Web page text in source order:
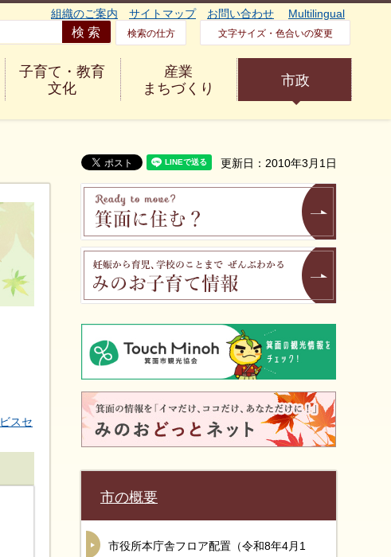
組織のご案内 サイトマップ お問い合わせ Multilingual
検索の仕方 文字サイズ・色合いの変更
子育て・教育
文化
産業
まちづくり
市政
更新日：2010年3月1日
スセ
市の概要
市役所本庁舎フロア配置（令和8年4月1